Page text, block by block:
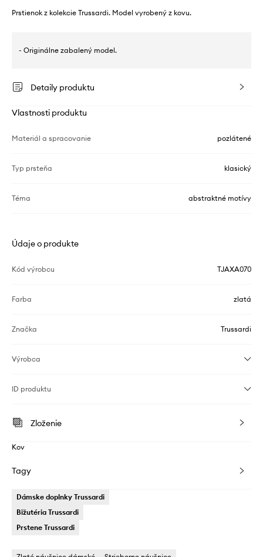
Prstienok z kolekcie Trussardi. Model vyrobený z kovu.
- Originálne zabalený model.
Detaily produktu
Vlastnosti produktu
Materiál a spracovanie pozlátené
Typ prsteňa klasický
Téma abstraktné motívy
Údaje o produkte
Kód výrobcu TJAXA070
Farba zlatá
Značka Trussardi
Výrobca
ID produktu
Zloženie
Kov
Tagy
Dámske doplnky Trussardi
Bižutéria Trussardi
Prstene Trussardi